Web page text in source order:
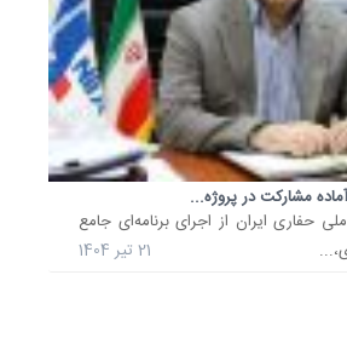
مشارکت در پروژه...
حفاری ایران از اجرای برنامه‌ای جامع
21 تیر 1404